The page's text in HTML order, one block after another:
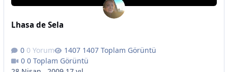
Lhasa de Sela
0 Yorum
1407 Toplam Görüntü
0 Toplam Görüntü